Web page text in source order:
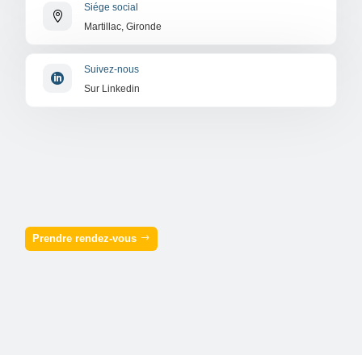

Siége social
Martillac, Gironde

Suivez-nous
Sur Linkedin
Prendre rendez-vous